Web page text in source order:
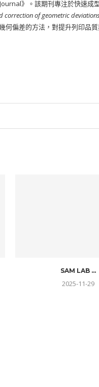
》。該期刊專注於快速成
correction of geometric
何偏差的方法，對提升列印品
SAM LAB ...
2025-11-29